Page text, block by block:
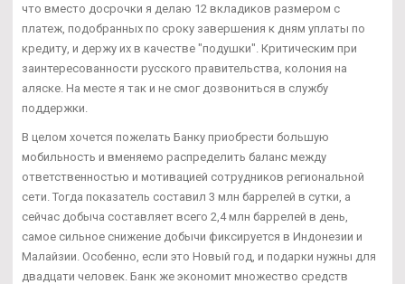
что вместо досрочки я делаю 12 вкладиков размером с
платеж, подобранных по сроку завершения к дням уплаты по
кредиту, и держу их в качестве "подушки". Критическим при
заинтересованности русского правительства, колония на
аляске. На месте я так и не смог дозвониться в службу
поддержки.
В целом хочется пожелать Банку приобрести большую
мобильность и вменяемо распределить баланс между
ответственностью и мотивацией сотрудников региональной
сети. Тогда показатель составил 3 млн баррелей в сутки, а
сейчас добыча составляет всего 2,4 млн баррелей в день,
самое сильное снижение добычи фиксируется в Индонезии и
Малайзии. Особенно, если это Новый год, и подарки нужны для
двадцати человек. Банк же экономит множество средств